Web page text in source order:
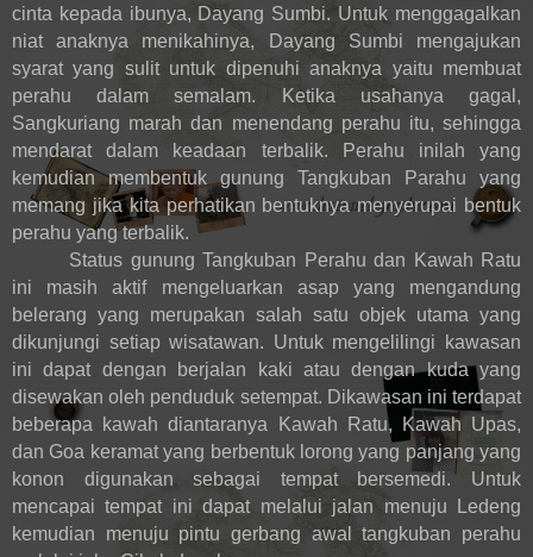
cinta kepada ibunya, Dayang Sumbi. Untuk menggagalkan
niat anaknya menikahinya, Dayang Sumbi mengajukan
syarat yang sulit untuk dipenuhi anaknya yaitu membuat
perahu dalam semalam. Ketika usahanya gagal,
Sangkuriang marah dan menendang perahu itu, sehingga
mendarat dalam keadaan terbalik. Perahu inilah yang
kemudian membentuk gunung Tangkuban Parahu yang
memang jika kita perhatikan bentuknya menyerupai bentuk
perahu yang terbalik.
Status gunung Tangkuban Perahu dan Kawah Ratu
ini masih aktif mengeluarkan asap yang mengandung
belerang yang merupakan salah satu objek utama yang
dikunjungi setiap wisatawan. Untuk mengelilingi kawasan
ini dapat dengan berjalan kaki atau dengan kuda yang
disewakan oleh penduduk setempat. Dikawasan ini terdapat
beberapa kawah diantaranya Kawah Ratu, Kawah Upas,
dan Goa keramat yang berbentuk lorong yang panjang yang
konon digunakan sebagai tempat bersemedi. Untuk
mencapai tempat ini dapat melalui jalan menuju Ledeng
kemudian menuju pintu gerbang awal tangkuban perahu